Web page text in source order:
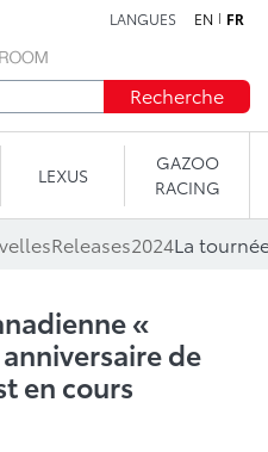
LANGUES EN FR
Recherche
LEXUS
GAZOO
RACING
Releases2024
«
de
en cours